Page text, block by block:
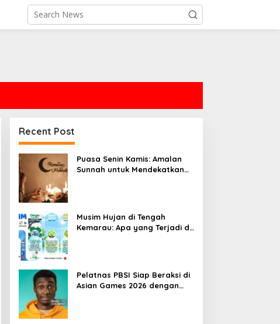
Recent Post
Puasa Senin Kamis: Amalan
Sunnah untuk Mendekatkan
Musim Hujan di Tengah
Kemarau: Apa yang Terjadi di
Pelatnas PBSI Siap Beraksi di
Asian Games 2026 dengan